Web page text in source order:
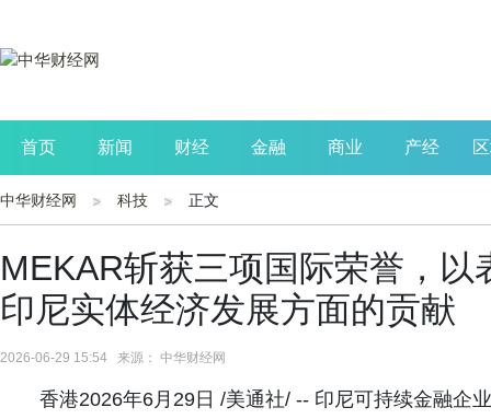
首页 新闻 财经 金融 商业 产经
公司 生活 读书
中华财经网 科技 正文
MEKAR斩获三项国际荣誉，
印尼实体经济发展方面的贡献
2026-06-29 15:54 来源： 中华财经网
香港2026年6月29日 /美通社/ -- 印尼可持续金融企